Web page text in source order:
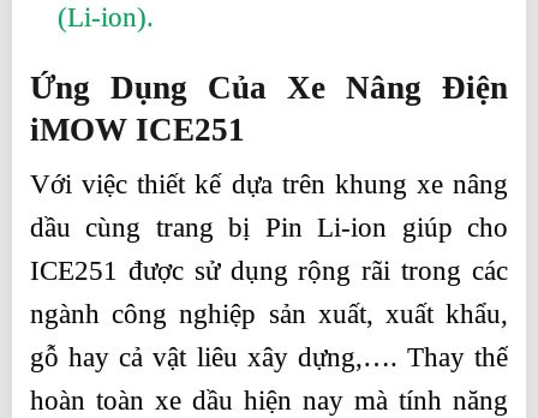
(Li-ion).
Ứng Dụng Của Xe Nâng Điện
iMOW ICE251
Với việc thiết kế dựa trên khung xe nâng
dầu cùng trang bị Pin Li-ion giúp cho
ICE251 được sử dụng rộng rãi trong các
ngành công nghiệp sản xuất, xuất khẩu,
gỗ hay cả vật liêu xây dựng,…. Thay thế
hoàn toàn xe dầu hiện nay mà tính năng